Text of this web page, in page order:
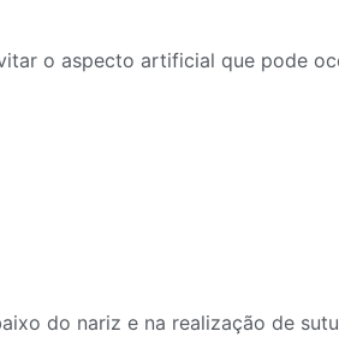
o aspecto artificial que pode
do nariz e na realização de